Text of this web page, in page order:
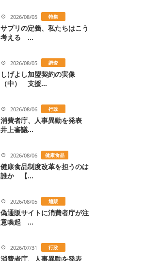
2026/08/05 特集
サプリの定義、私たちはこう
考える ...
2026/08/05 調査
しげよし加盟契約の実像
（中） 支援...
2026/08/06 行政
消費者庁、人事異動を発表
井上審議...
2026/08/06 健康食品
健康食品制度改革を担うのは
誰か 【...
2026/08/05 通販
偽通販サイトに消費者庁が注
意喚起 ...
2026/07/31 行政
消費者庁、人事異動を発表